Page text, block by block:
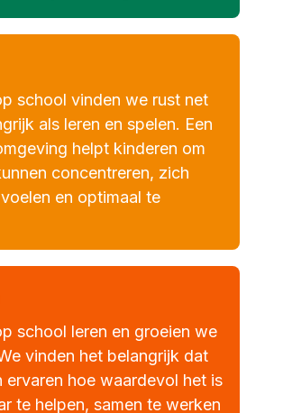
school vinden we rust net
als leren en spelen. Een
helpt kinderen om
concentreren, zich
en optimaal te
school leren en groeien we
vinden het belangrijk dat
ervaren hoe waardevol het is
te helpen, samen te werken